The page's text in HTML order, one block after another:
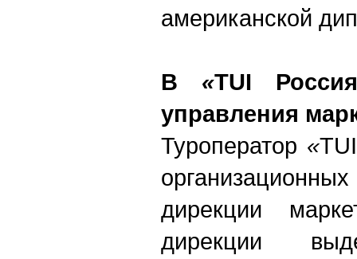
американской
В «TUI
управления
Туроператор «
дирекции
дирекции